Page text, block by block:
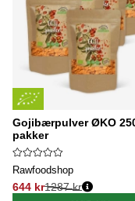
Gojibærpulver ØKO
pakker
Rawfoodshop
644 kr
Normalpris:
1287 kr